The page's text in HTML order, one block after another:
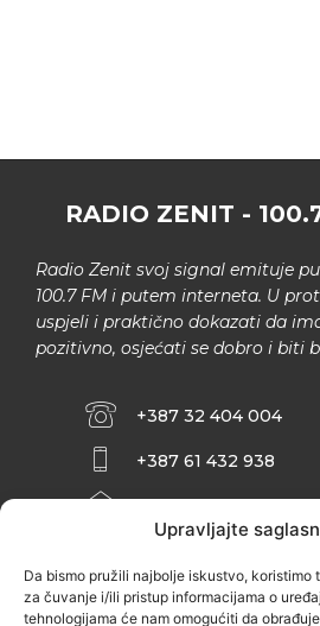
Upravljajte
Da bismo pružili najbolje iskustvo,
za čuvanje i/ili pristup informacijama o
tehnologijama će nam omogućiti da
RADIO ZENIT -
Radio Zenit svoj signal emituje
100.7 FM i putem interneta. U
uspjeli i praktično dokazati da
pozitivno, osjećati se dobro i biti
+387 32 404 004
+387 61 432 938
INFO@ZENIT.BA
ZENIČANKA, 3.